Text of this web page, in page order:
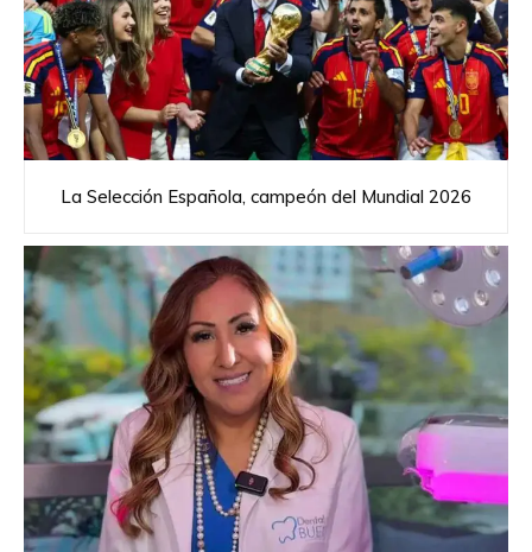
La Selección Española, campeón del Mundial 2026